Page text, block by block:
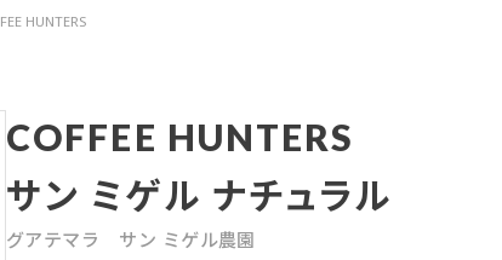
HUNTERS
COFFEE HUNTERS
サン ミゲル ナチュラル
グアテマラ サン ミゲル農園